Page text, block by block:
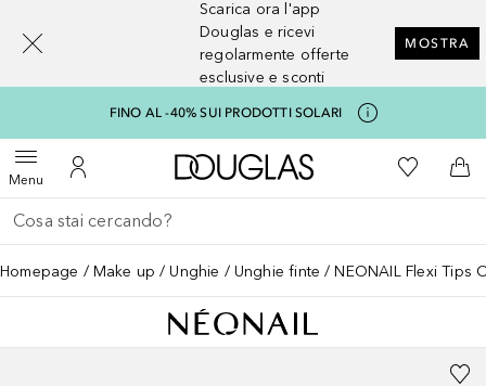
Scarica ora l'app
Douglas e ricevi
regolarmente offerte
esclusive e sconti
MOSTRA
FINO AL -40% SUI PRODOTTI SOLARI
MenuApri menuAl Mio Account
A Douglas HomeAlla Mia
Al
Torna indietro
Esegui ricerca
Homepage Make up Unghie Unghie finte NEONAIL Flexi Tips
[navigation.slideout.screenreader]